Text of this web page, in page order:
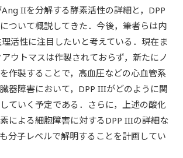
IIを分解する酵素活性の詳細と，DPP
ついて概説してきた．今後，筆者らは内
活性に注目したいと考えている．現在ま
ウトマスは作製されておらず，新たにノ
作製することで，高血圧などの心血管系
器障害において，DPP IIIがどのように関
ていく予定である．さらに，上述の酸化
による細胞障害に対するDPP IIIの詳細な
分子レベルで解明することを計画してい